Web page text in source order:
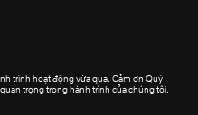
trình hoạt động vừa qua. Cảm ơn Quý
trọng trong hành trình của chúng tôi.